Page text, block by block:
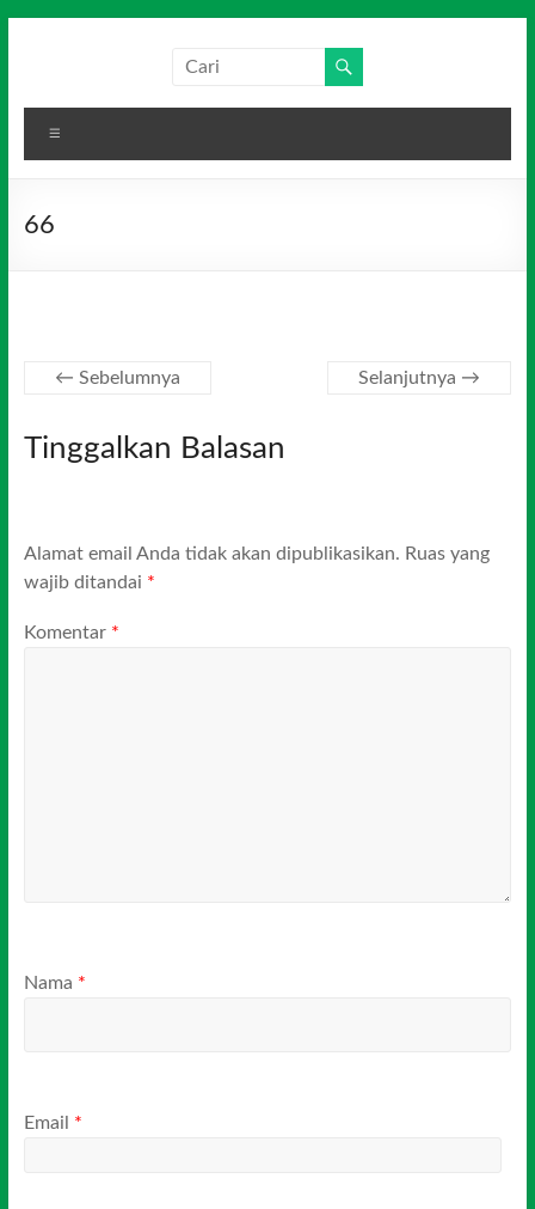
Media
Indonesia
66
← Sebelumnya Selanjutnya →
Tinggalkan Balasan
Alamat email Anda tidak akan dipublikasikan. Ruas yang
wajib ditandai *
Komentar *
Nama *
Email *